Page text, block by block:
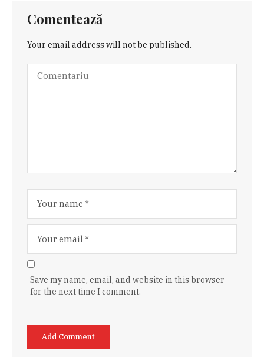
Comentează
Your email address will not be published.
Save my name, email, and website in this browser
for the next time I comment.